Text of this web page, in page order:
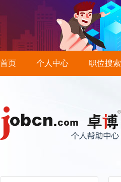
首页 个人中心 职位搜索